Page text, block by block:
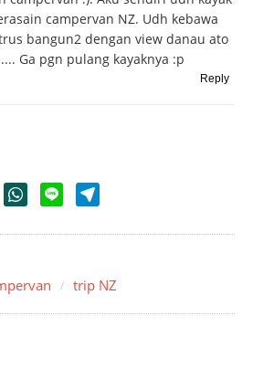
campervan NZ. Udh kebawa
bangun2 dengan view danau ato
Ga pgn pulang kayaknya :p
Reply
trip NZ